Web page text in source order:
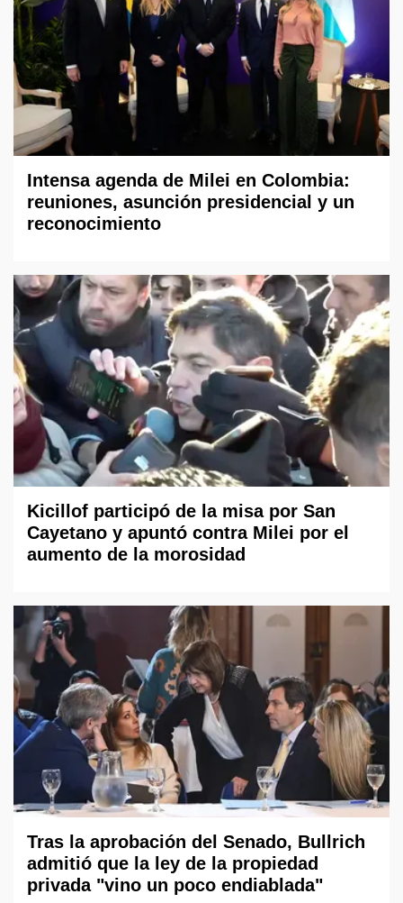
Intensa agenda de Milei en Colombia:
reuniones, asunción presidencial y un
reconocimiento
Kicillof participó de la misa por San
Cayetano y apuntó contra Milei por el
aumento de la morosidad
Tras la aprobación del Senado, Bullrich
admitió que la ley de la propiedad
privada "vino un poco endiablada"